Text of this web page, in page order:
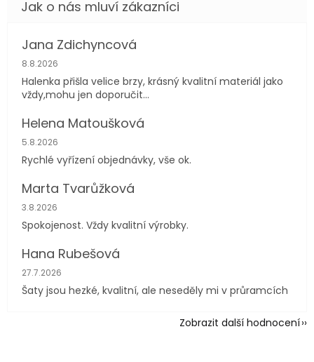
Jana Zdichyncová
Hodnocení obchodu je 5 z 5 hvězdiček.
8.8.2026
Halenka přišla velice brzy, krásný kvalitní materiál jako
vždy,mohu jen doporučit...
Helena Matoušková
Hodnocení obchodu je 5 z 5 hvězdiček.
5.8.2026
Rychlé vyřízení objednávky, vše ok.
Marta Tvarůžková
Hodnocení obchodu je 5 z 5 hvězdiček.
3.8.2026
Spokojenost. Vždy kvalitní výrobky.
Hana Rubešová
Hodnocení obchodu je 4 z 5 hvězdiček.
27.7.2026
Šaty jsou hezké, kvalitní, ale neseděly mi v průramcích
Zobrazit další hodnocení